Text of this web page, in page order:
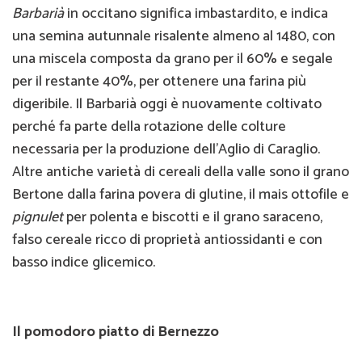
Barbariàin occitano significa imbastardito, e indica
una semina autunnale risalente almeno al 1480, con
una miscela composta da grano per il 60% e segale
per il restante 40%, per ottenere una farina più
digeribile. Il Barbarià oggi è nuovamente coltivato
perché fa parte della rotazione delle colture
necessaria per la produzione dell’Aglio di Caraglio.
Altre antiche varietà di cereali della valle sono il grano
Bertone dalla farina povera di glutine, il mais ottofile e
pignuletper polenta e biscotti e il grano saraceno,
falso cereale ricco di proprietà antiossidanti e con
basso indice glicemico.
Il pomodoro piatto di Bernezzo